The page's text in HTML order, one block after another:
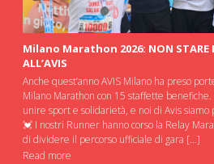
Milano Marathon 2026: NON STARE
ALL’AVIS
Anche quest’anno AVIS Milano ha preso
Milano Marathon con 15 staffette
unire sport e solidarietà, e noi di Avis
💓 I nostri Runner hanno corso la Relay
di dividere il percorso ufficiale di gara […]
Read more